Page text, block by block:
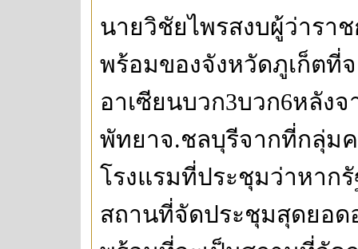
นายวิชัยไพรสงบผู้ว่ารา
พร้อมของจังหวัดภูเก็ตที่
อาเซียนบวก3บวก6หลัง
พัทยาจ.ชลบุรีจากที่กลุ่ม
โรงแรมที่ประชุมว่าหาก
สถานที่จัดประชุมสุดยอด